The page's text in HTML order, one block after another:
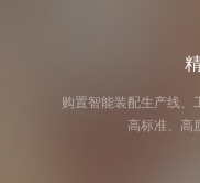
购置智能装配生产线、
高标准、高